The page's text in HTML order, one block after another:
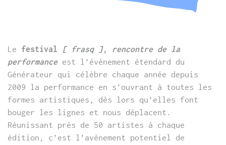
Le festival
[ frasq ], rencontre de la
performanceest l’évènement étendard du
Générateur qui célèbre chaque année depuis
2009 la performance en s’ouvrant à toutes les
formes artistiques, dès lors qu’elles font
bouger les lignes et nous déplacent.
Réunissant près de 50 artistes à chaque
édition, c’est l’avènement potentiel de